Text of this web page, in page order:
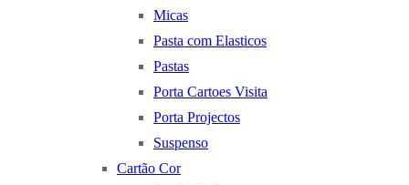
Micas
Pasta com Elasticos
Pastas
Porta Cartoes Visita
Porta Projectos
Suspenso
Cartão Cor